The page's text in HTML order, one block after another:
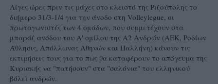
Λίγες ώρες πριν τις μάχες στο κλειστό της Ριζούπολης το
διήμερο 31/3-1/4 για την άνοδο στη Volleylegue, οι
πρωταγωνιστές των 4 ομάδων, που συμμετέχουν στα
μπαράζ ανόδου του Α' ομίλου της Α2 Ανδρών (ΑΕΚ, Ροδίων
Άθλησις, Απόλλωνας Αθηνών και Παλλήνη) κάνουν τις
εκτιμήσεις τους για το πως θα καταφέρουν το απόγευμα της
Κυριακής να "πατήσουν" στα "σαλόνια" του ελληνικού
βόλεϊ ανδρών.